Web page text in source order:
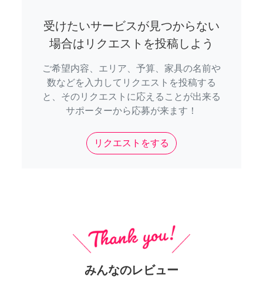
受けたいサービスが見つからない
場合はリクエストを投稿しよう
ご希望内容、エリア、予算、家具の名前や
数などを入力してリクエストを投稿する
と、そのリクエストに応えることが出来る
サポーターから応募が来ます！
リクエストをする
みんなのレビュー